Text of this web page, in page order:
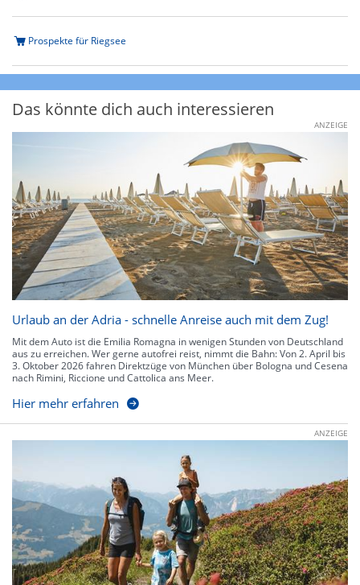
Prospekte für Riegsee
Das könnte dich auch interessieren
ANZEIGE
Urlaub an der Adria - schnelle Anreise auch mit dem Zug!
Mit dem Auto ist die Emilia Romagna in wenigen Stunden von Deutschland
aus zu erreichen. Wer gerne autofrei reist, nimmt die Bahn: Von 2. April bis
3. Oktober 2026 fahren Direktzüge von München über Bologna und Cesena
nach Rimini, Riccione und Cattolica ans Meer.
Hier mehr erfahren
ANZEIGE